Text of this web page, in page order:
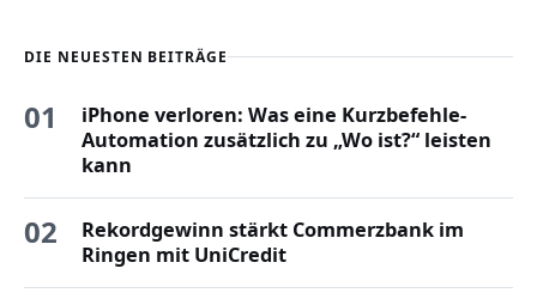
DIE NEUESTEN BEITRÄGE
01
iPhone verloren: Was eine Kurzbefehle-
Automation zusätzlich zu „Wo ist?“ leisten
kann
02
Rekordgewinn stärkt Commerzbank im
Ringen mit UniCredit